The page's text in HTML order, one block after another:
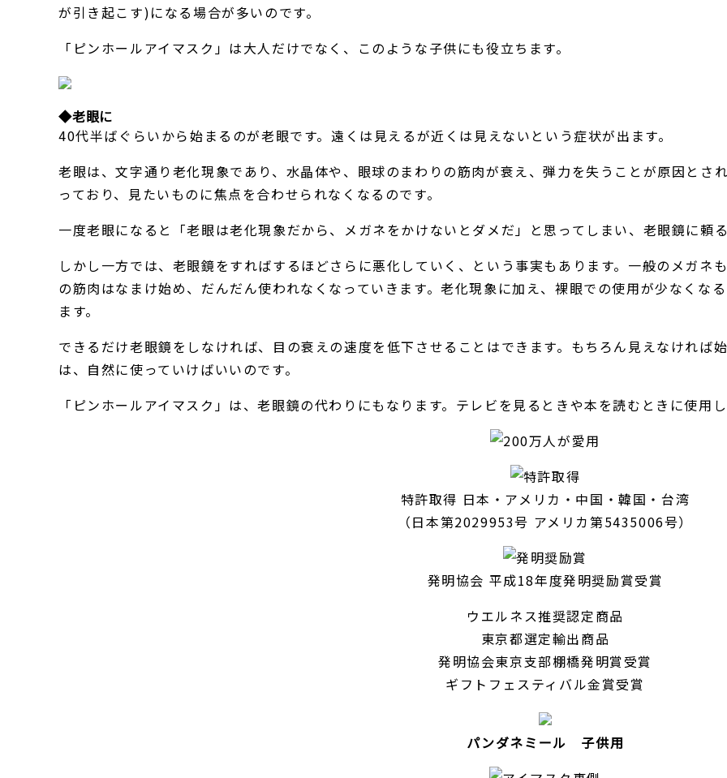
が引き起こす)になる場合が多いのです。
「ピンホールアイマスク」は大人だけでなく、このような子供にも役立ちます。
◆老眼に
40代半ばぐらいから始まるのが老眼です。遠くは見えるが近くは見えないという症状が出ます。
老眼は、文字通り老化現象であり、水晶体や、眼球のまわりの筋肉が衰え、弾力を失うことが原因とさ
っており、見たいものに焦点を合わせられなくなるのです。
一度老眼になると「老眼は老化現象だから、メガネをかけないとダメだ」と思ってしまい、老眼鏡に頼
しかし一方では、老眼鏡をすればするほどさらに悪化していく、という事実もあります。一般のメガネ
の筋肉はなまけ始め、だんだん使われなくなっていきます。老化現象に加え、裸眼での使用が少なくな
ます。
できるだけ老眼鏡をしなければ、目の衰えの速度を低下させることはできます。もちろん見えなければ
は、自然に使っていけばいいのです。
「ピンホールアイマスク」は、老眼鏡の代わりにもなります。テレビを見るときや本を読むときに使用
特許取得 日本・アメリカ・中国・韓国・台湾
（日本第2029953号 アメリカ第5435006号）
発明協会 平成18年度発明奨励賞受賞
ウエルネス推奨認定商品
東京都選定輸出商品
発明協会東京支部棚橋発明賞受賞
ギフトフェスティバル金賞受賞
パンダネミール 子供用